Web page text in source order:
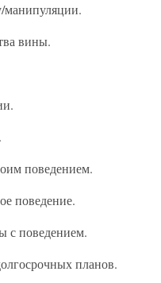
манипуляции.
вины.
поведением.
поведение.
с поведением.
планов.